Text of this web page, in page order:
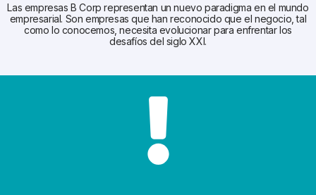
Las empresas B Corp representan un nuevo paradigma en el mundo
empresarial. Son empresas que han reconocido que el negocio, tal
como lo conocemos, necesita evolucionar para enfrentar los
desafíos del siglo XXI.